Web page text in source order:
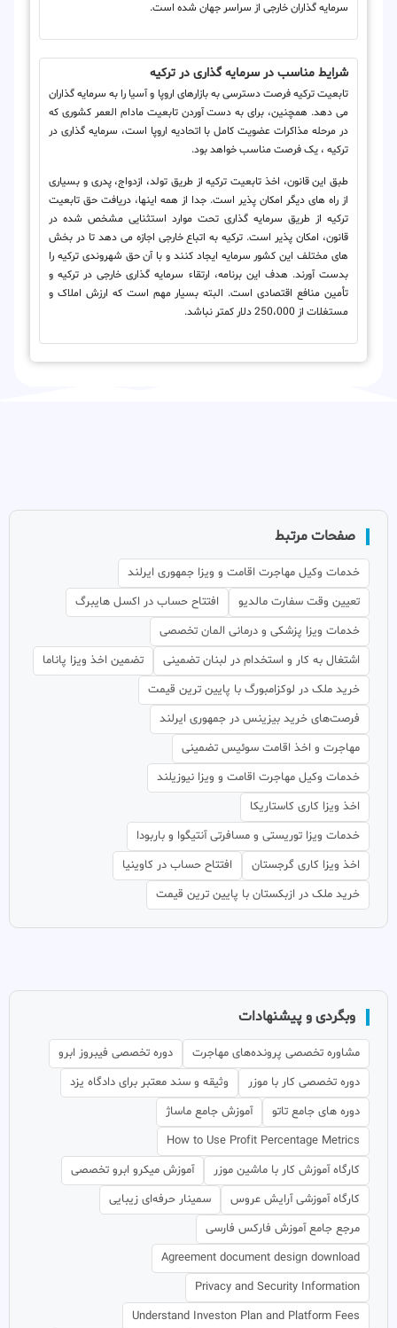
سرمایه گذاران خارجی از سراسر جهان شده است.
شرایط مناسب در سرمایه گذاری در ترکیه
تابعیت ترکیه فرصت دسترسی به بازارهای اروپا و آسیا را به سرمایه گذاران
می دهد. همچنین، برای به دست آوردن تابعیت مادام العمر کشوری که
در مرحله مذاکرات عضویت کامل با اتحادیه اروپا است، سرمایه گذاری در
ترکیه ، یک فرصت مناسب خواهد بود.
طبق این قانون، اخذ تابعیت ترکیه از طریق تولد، ازدواج، پدری و بسیاری
از راه های دیگر امکان پذیر است. جدا از همه اینها، دریافت حق تابعیت
ترکیه از طریق سرمایه گذاری تحت موارد استثنایی مشخص شده در
قانون، امکان پذیر است. ترکیه به اتباع خارجی اجازه می دهد تا در بخش
های مختلف این کشور سرمایه ایجاد کنند و با آن حق شهروندی ترکیه را
بدست آورند. هدف این برنامه، ارتقاء سرمایه گذاری خارجی در ترکیه و
تأمین منافع اقتصادی است. البته بسیار مهم است که ارزش املاک و
مستغلات از 250،000 دلار کمتر نباشد.
صفحات مرتبط
خدمات وکیل مهاجرت اقامت و ویزا جمهوری ایرلند
تعیین وقت سفارت مالدیو
افتتاح حساب در اکسل هایبرگ
خدمات ویزا پزشکی و درمانی المان تخصصی
اشتغال به کار و استخدام در لبنان تضمینی
تضمین اخذ ویزا پاناما
خرید ملک در لوکزامبورگ با پایین ترین قیمت
فرصت‌های خرید بیزینس در جمهوری ایرلند
مهاجرت و اخذ اقامت سوئیس تضمینی
خدمات وکیل مهاجرت اقامت و ویزا نیوزیلند
اخذ ویزا کاری کاستاریکا
خدمات ویزا توریستی و مسافرتی آنتیگوا و باربودا
اخذ ویزا کاری گرجستان
افتتاح حساب در کاوینیا
خرید ملک در ازبکستان با پایین ترین قیمت
وبگردی و پیشنهادات
مشاوره تخصصی پرونده‌های مهاجرت
دوره تخصصی فیبروز ابرو
دوره تخصصی کار با موزر
وثیقه و سند معتبر برای دادگاه یزد
دوره های جامع تاتو
آموزش جامع ماساژ
How to Use Profit Percentage Metrics
کارگاه آموزش کار با ماشین موزر
آموزش میکرو ابرو تخصصی
کارگاه آموزشی آرایش عروس
سمینار حرفه‌ای زیبایی
مرجع جامع آموزش فارکس فارسی
Agreement document design download
Privacy and Security Information
Understand Investon Plan and Platform Fees